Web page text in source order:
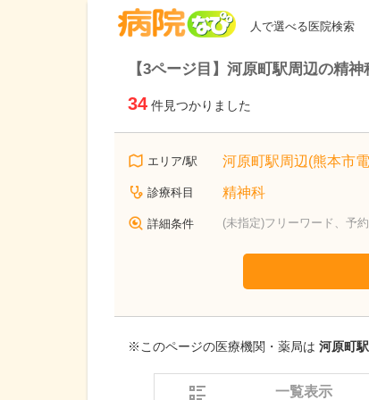
人で選べる医院検索
【3ページ目】河原町駅周辺の精神
34 件見つかりました
エリア/駅 河原町駅周辺(熊本市
診療科目 精神科
詳細条件 (未指定)フリーワード、予
※このページの医療機関・薬局は 河原町
一覧表示